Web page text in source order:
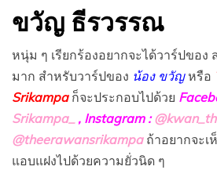
ขวัญ ธีรวรรณ
หนุ่ม ๆ เรียกร้องอยากจะได้วาร์ปของ
มาก สำหรับวาร์ปของ น้อง ขวัญหรือ
Srikampaก็จะประกอบไปด้วย
Srikampa_, Instagram :
@theerawansrikampaถ้าอยากจะเ
แอบแฝงไปด้วยความยั่วนิด ๆ